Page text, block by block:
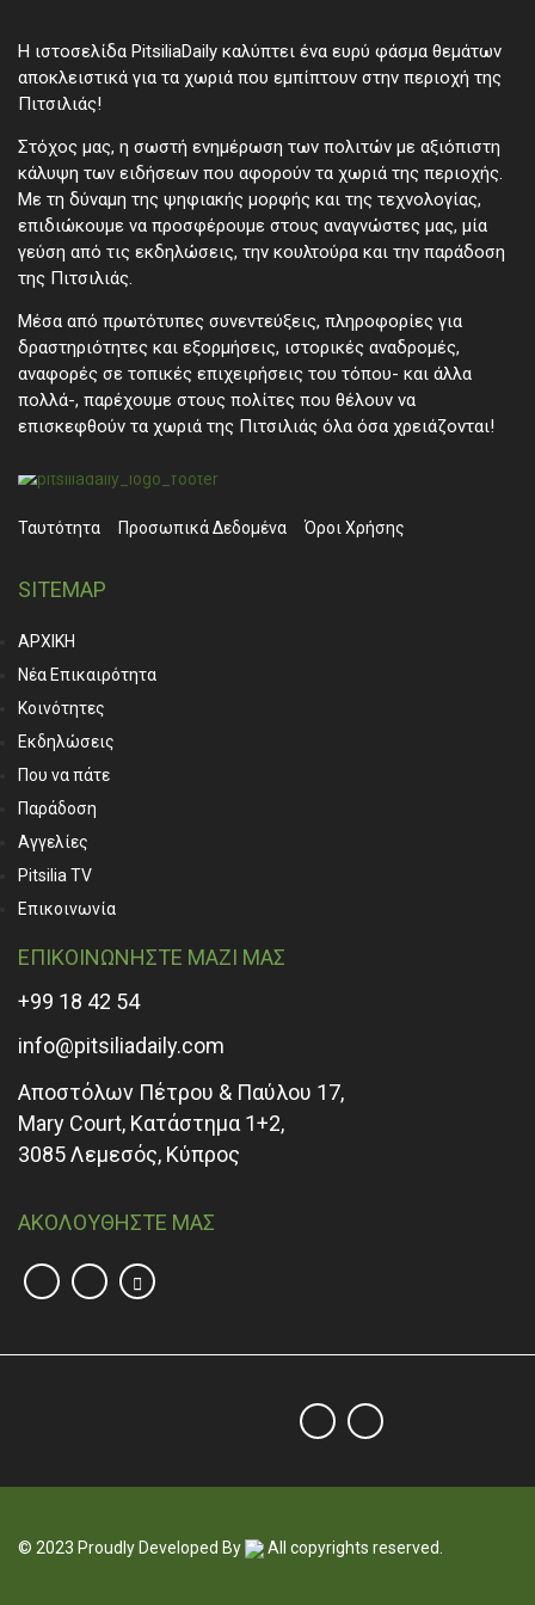
Η ιστοσελίδα PitsiliaDaily καλύπτει ένα ευρύ φάσμα θεμάτων
αποκλειστικά για τα χωριά που εμπίπτουν στην περιοχή της
Πιτσιλιάς!
Στόχος μας, η σωστή ενημέρωση των πολιτών με αξιόπιστη
κάλυψη των ειδήσεων που αφορούν τα χωριά της περιοχής.
Με τη δύναμη της ψηφιακής μορφής και της τεχνολογίας,
επιδιώκουμε να προσφέρουμε στους αναγνώστες μας, μία
γεύση από τις εκδηλώσεις, την κουλτούρα και την παράδοση
της Πιτσιλιάς.
Μέσα από πρωτότυπες συνεντεύξεις, πληροφορίες για
δραστηριότητες και εξορμήσεις, ιστορικές αναδρομές,
αναφορές σε τοπικές επιχειρήσεις του τόπου- και άλλα
πολλά-, παρέχουμε στους πολίτες που θέλουν να
επισκεφθούν τα χωριά της Πιτσιλιάς όλα όσα χρειάζονται!
Ταυτότητα Προσωπικά ∆εδομένα Όροι Χρήσης
SITEMAP
ΑΡΧΙΚΗ
Νέα Επικαιρότητα
Κοινότητες
Εκδηλώσεις
Που να πάτε
Παράδοση
Αγγελίες
Pitsilia TV
Επικοινωνία
ΕΠΙΚΟΙΝΩΝΗΣΤΕ ΜΑΖΙ ΜΑΣ
+99 18 42 54
info@pitsiliadaily.com
Αποστόλων Πέτρου & Παύλου 17,
Mary Court, Κατάστημα 1+2,
3085 Λεμεσός, Κύπρος
ΑΚΟΛΟΥΘΗΣΤΕ ΜΑΣ
© 2023 Proudly Developed By All copyrights reserved.